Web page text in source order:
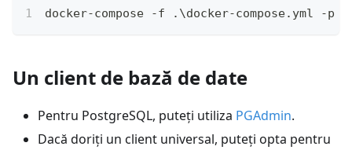
docker-compose -f .\docker-compose.yml -p
Un client de bază de date
Pentru PostgreSQL, puteți utiliza PGAdmin.
Dacă doriți un client universal, puteți opta pentru